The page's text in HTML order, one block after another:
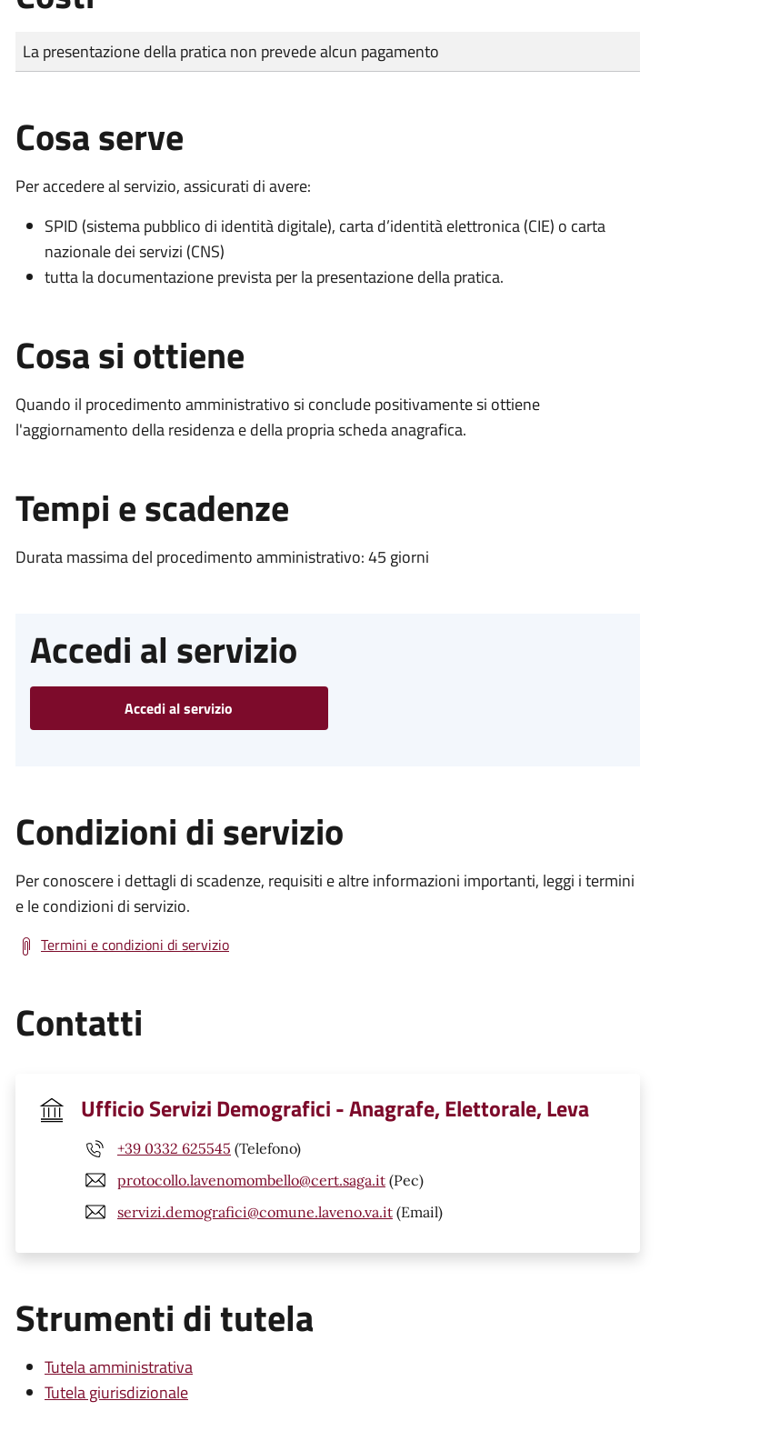
Tipo di pagamento
Importo
La presentazione della pratica non prevede alcun pagamento
Cosa serve
Per accedere al servizio, assicurati di avere:
SPID (sistema pubblico di identità digitale), carta d’identità elettronica (CIE) o carta
nazionale dei servizi (CNS)
tutta la documentazione prevista per la presentazione della pratica.
Cosa si ottiene
Quando il procedimento amministrativo si conclude positivamente si ottiene
l'aggiornamento della residenza e della propria scheda anagrafica.
Tempi e scadenze
Durata massima del procedimento amministrativo: 45 giorni
Accedi al servizio
Accedi al servizio
Condizioni di servizio
Per conoscere i dettagli di scadenze, requisiti e altre informazioni importanti, leggi i termini
e le condizioni di servizio.
Termini e condizioni di servizio
Contatti
Ufficio Servizi Demografici - Anagrafe, Elettorale, Leva
+39 0332 625545 (Telefono)
protocollo.lavenomombello@cert.saga.it (Pec)
servizi.demografici@comune.laveno.va.it (Email)
Strumenti di tutela
Tutela amministrativa
Tutela giurisdizionale